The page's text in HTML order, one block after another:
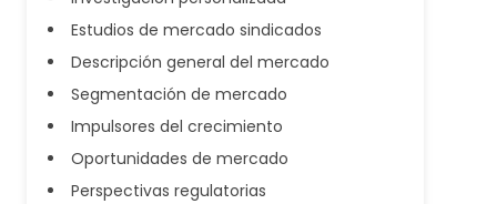
Estudios de mercado sindicados
Descripción general del mercado
Segmentación de mercado
Impulsores del crecimiento
Oportunidades de mercado
Perspectivas regulatorias